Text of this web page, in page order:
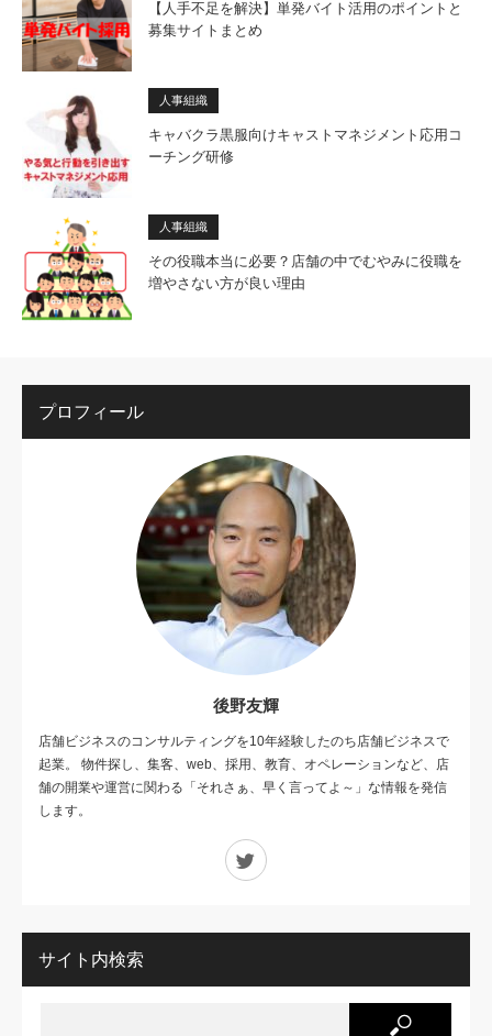
【人手不足を解決】単発バイト活用のポイントと
募集サイトまとめ
人事組織
キャバクラ黒服向けキャストマネジメント応用コ
ーチング研修
人事組織
その役職本当に必要？店舗の中でむやみに役職を
増やさない方が良い理由
プロフィール
後野友輝
店舗ビジネスのコンサルティングを10年経験したのち店舗ビジネスで
起業。 物件探し、集客、web、採用、教育、オペレーションなど、店
舗の開業や運営に関わる「それさぁ、早く言ってよ～」な情報を発信
します。
サイト内検索